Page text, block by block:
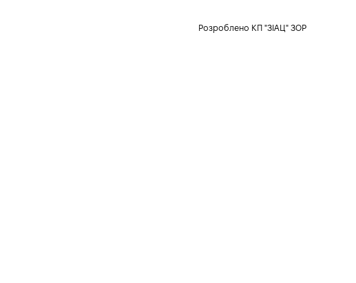
Розроблено КП "ЗІАЦ" ЗОР